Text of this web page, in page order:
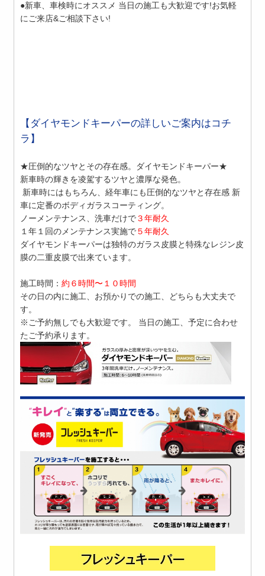
●新車、車検時にオススメ 当日の施工も大歓迎です!お気軽
にご来店&ご相談下さい!
【ダイヤモンドキーパーの詳しいご案内はコチ
ラ】
★圧倒的なツヤとその存在感。ダイヤモンドキーパー★
新車時の輝きを凌駕するツヤと濃厚な発色。
新車時にはもちろん、経年車にも圧倒的なツヤと存在感 新
車に定番のボディガラスコーティング。
ノーメンテナンス、洗車だけで３年耐久
１年１回のメンテナンス実施で５年耐久
ダイヤモンドキーパーは独特のガラス皮膜と特殊なレジン皮
膜の二重皮膜で出来ています。
施工時間：約６時間〜１０時間
その日の内に施工、お預かりでの施工、どちらも大丈夫で
す。
※ご予約無しでも大歓迎です。 当日の施工、予定に合わせ
たご予約承ります。